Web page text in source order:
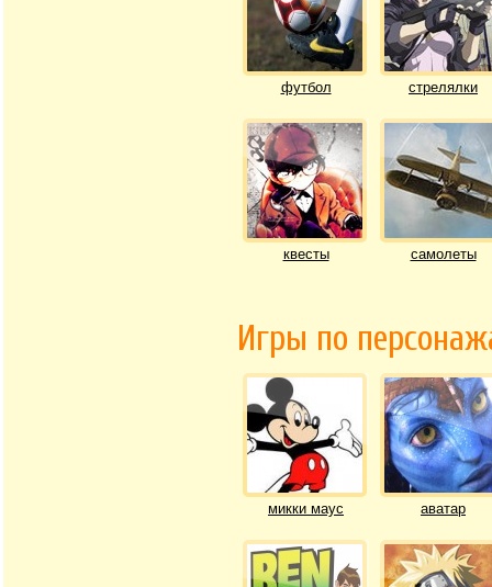
футбол стрелялки
квесты самолеты
Игры по
микки маус аватар